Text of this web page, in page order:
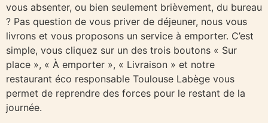
vous absenter, ou bien seulement brièvement, du bureau
? Pas question de vous priver de déjeuner, nous vous
livrons et vous proposons un service à emporter. C’est
simple, vous cliquez sur un des trois boutons « Sur
place », « À emporter », « Livraison » et notre
restaurant éco responsable Toulouse Labège vous
permet de reprendre des forces pour le restant de la
journée.